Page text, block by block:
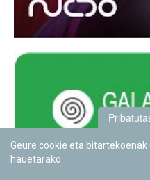
Geure cookie eta
hauetarako: